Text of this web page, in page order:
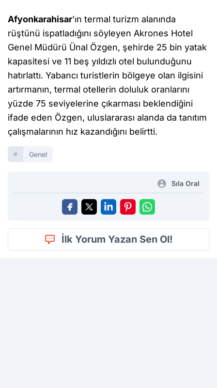
Afyonkarahisar’ın termal turizm alanında
rüştünü ispatladığını söyleyen Akrones Hotel
Genel Müdürü Ünal Özgen, şehirde 25 bin yatak
kapasitesi ve 11 beş yıldızlı otel bulunduğunu
hatırlattı. Yabancı turistlerin bölgeye olan ilgisini
artırmanın, termal otellerin doluluk oranlarını
yüzde 75 seviyelerine çıkarması beklendiğini
ifade eden Özgen, uluslararası alanda da tanıtım
çalışmalarının hız kazandığını belirtti.
Genel
Sıla Oral
İlk Yorum Yazan Sen Ol!